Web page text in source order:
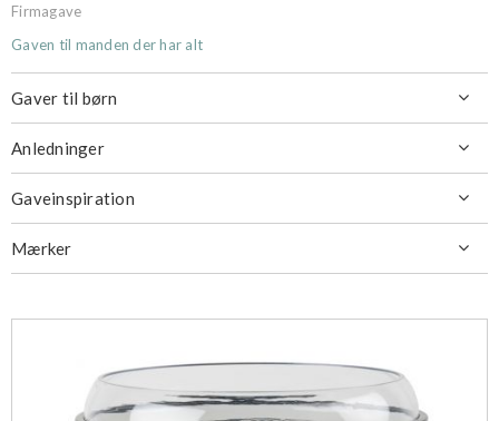
Firmagave
Gaven til manden der har alt
Gaver til børn 
Anledninger 
Gaveinspiration 
Mærker 